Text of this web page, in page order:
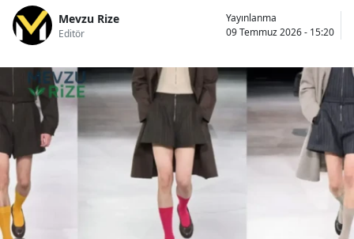
Mevzu Rize
Editör
Yayınlanma
09 Temmuz 2026 - 15:20